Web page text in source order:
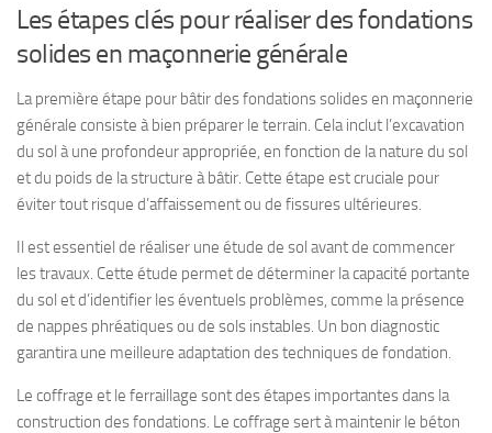
Les étapes clés pour réaliser des fondations
solides en maçonnerie générale
La première étape pour bâtir des fondations solides en maçonnerie
générale consiste à bien préparer le terrain. Cela inclut l’excavation
du sol à une profondeur appropriée, en fonction de la nature du sol
et du poids de la structure à bâtir. Cette étape est cruciale pour
éviter tout risque d’affaissement ou de fissures ultérieures.
Il est essentiel de réaliser une étude de sol avant de commencer
les travaux. Cette étude permet de déterminer la capacité portante
du sol et d’identifier les éventuels problèmes, comme la présence
de nappes phréatiques ou de sols instables. Un bon diagnostic
garantira une meilleure adaptation des techniques de fondation.
Le coffrage et le ferraillage sont des étapes importantes dans la
construction des fondations. Le coffrage sert à maintenir le béton